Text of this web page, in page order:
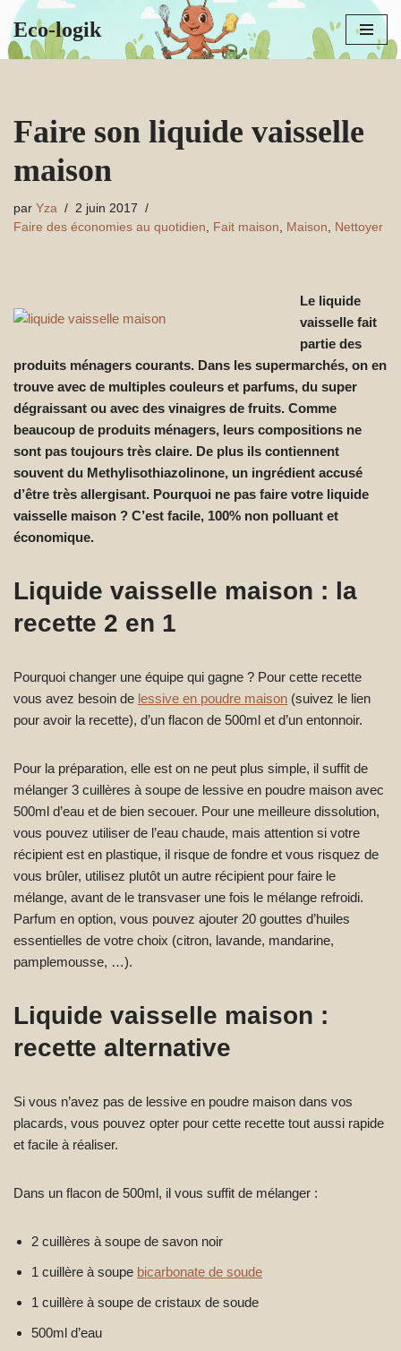
Aller
Eco-logik
Faire son liquide vaisselle
maison
par Yza
2 juin 2017
Faire des économies au quotidien, Fait maison, Maison, Nettoyer
Le liquide
vaisselle fait
partie des
produits ménagers courants. Dans les supermarchés, on en
trouve avec de multiples couleurs et parfums, du super
dégraissant ou avec des vinaigres de fruits. Comme
beaucoup de produits ménagers, leurs compositions ne
sont pas toujours très claire. De plus ils contiennent
souvent du Methylisothiazolinone, un ingrédient accusé
d’être très allergisant. Pourquoi ne pas faire votre liquide
vaisselle maison ? C’est facile, 100% non polluant et
économique.
Liquide vaisselle maison : la
recette 2 en 1
Pourquoi changer une équipe qui gagne ? Pour cette recette
vous avez besoin de lessive en poudre maison (suivez le lien
pour avoir la recette), d’un flacon de 500ml et d’un entonnoir.
Pour la préparation, elle est on ne peut plus simple, il suffit de
mélanger 3 cuillères à soupe de lessive en poudre maison avec
500ml d’eau et de bien secouer. Pour une meilleure dissolution,
vous pouvez utiliser de l’eau chaude, mais attention si votre
récipient est en plastique, il risque de fondre et vous risquez de
vous brûler, utilisez plutôt un autre récipient pour faire le
mélange, avant de le transvaser une fois le mélange refroidi.
Parfum en option, vous pouvez ajouter 20 gouttes d’huiles
essentielles de votre choix (citron, lavande, mandarine,
pamplemousse, …).
Liquide vaisselle maison :
recette alternative
Si vous n’avez pas de lessive en poudre maison dans vos
placards, vous pouvez opter pour cette recette tout aussi rapide
et facile à réaliser.
Dans un flacon de 500ml, il vous suffit de mélanger :
2 cuillères à soupe de savon noir
1 cuillère à soupe bicarbonate de soude
1 cuillère à soupe de cristaux de soude
500ml d’eau